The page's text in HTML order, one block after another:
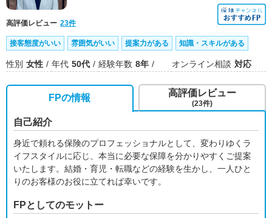
高評価レビュー 23件
接客態度がいい 雰囲気がいい 提案力がある 知識・スキルがある
性別 女性 年代 50代 経験年数 8年 オンライン相談 対応
FPの情報
自己紹介
身近で頼れる保険のプロフェッショナルとして、変わりゆくラ
イフスタイルに応じ、本当に必要な保障を分かりやすくご提案
いたします。結婚・育児・転職などの経験を生かし、一人ひと
りのお客様のお役に立てれば幸いです。
FPとしてのモットー
高評価レビュー
(23件)